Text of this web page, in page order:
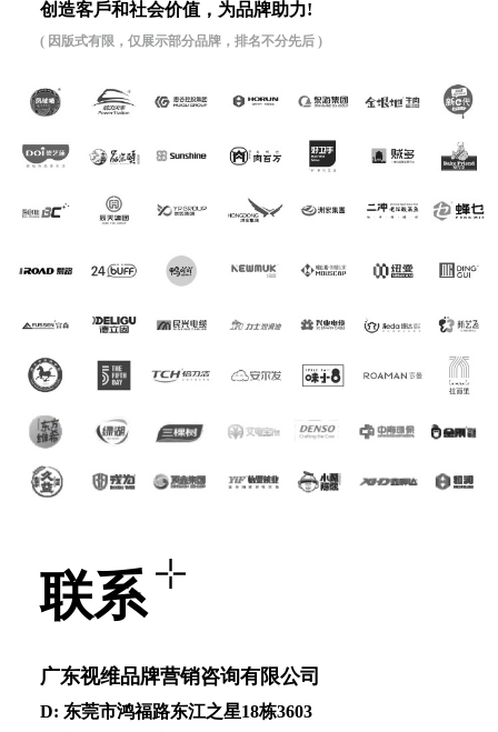
创造客⼾和社会价值，为品牌助⼒!
( 因版式有限，仅展示部分品牌，排名不分先后 )
联系
⼴东视维品牌营销咨询有限公司
D: 东莞市鸿福路东江之星18栋3603